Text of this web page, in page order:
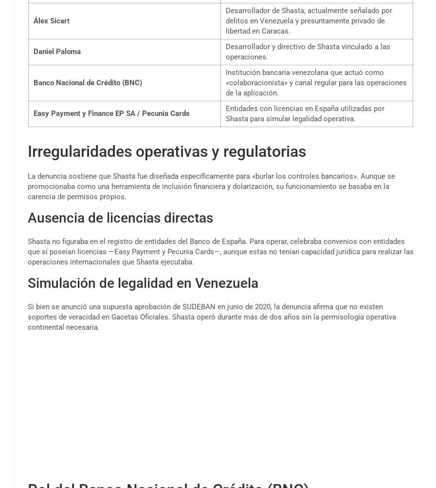
Álex Sicart
Desarrollador de Shasta; actualmente señalado por
delitos en Venezuela y presuntamente privado de
libertad en Caracas.
Daniel Paloma
Desarrollador y directivo de Shasta vinculado a las
operaciones.
Banco Nacional de Crédito (BNC)
Institución bancaria venezolana que actuó como
«colaboracionista» y canal regular para las operaciones
de la aplicación.
Easy Payment y Finance EP SA / Pecunia Cards
Entidades con licencias en España utilizadas por
Shasta para simular legalidad operativa.
Irregularidades operativas y regulatorias
La denuncia sostiene que Shasta fue diseñada específicamente para «burlar los controles bancarios». Aunque se
promocionaba como una herramienta de inclusión financiera y dolarización, su funcionamiento se basaba en la
carencia de permisos propios.
Ausencia de licencias directas
Shasta no figuraba en el registro de entidades del Banco de España. Para operar, celebraba convenios con entidades
que sí poseían licencias —Easy Payment y Pecunia Cards—, aunque estas no tenían capacidad jurídica para realizar las
operaciones internacionales que Shasta ejecutaba.
Simulación de legalidad en Venezuela
Si bien se anunció una supuesta aprobación de SUDEBAN en junio de 2020, la denuncia afirma que no existen
soportes de veracidad en Gacetas Oficiales. Shasta operó durante más de dos años sin la permisología operativa
continental necesaria.